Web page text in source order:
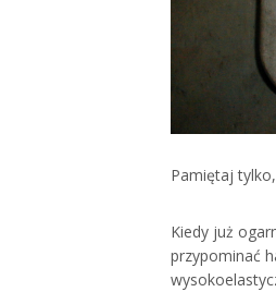
Pamiętaj
Kiedy już
przypominać